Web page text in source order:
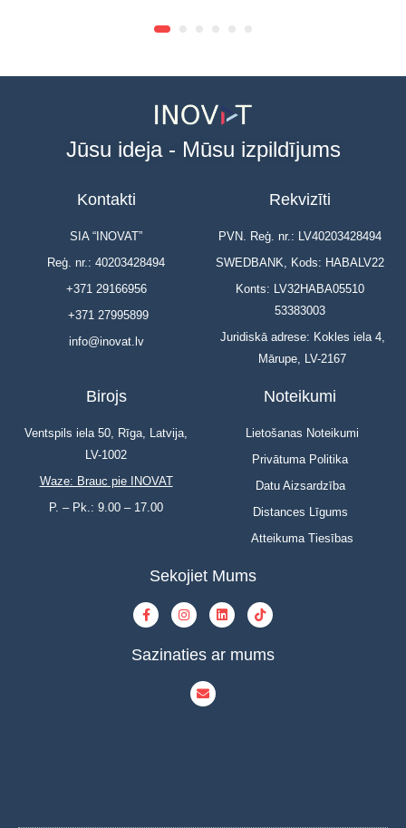
Jūsu ideja - Mūsu izpildījums
Kontakti
SIA “INOVAT”
Reģ. nr.: 40203428494
+371 29166956
+371 27995899
info@inovat.lv
Rekvizīti
PVN. Reģ. nr.: LV40203428494
SWEDBANK, Kods: HABALV22
Konts: LV32HABA05510
53383003
Juridiskā adrese: Kokles iela 4,
Mārupe, LV-2167
Birojs
Ventspils iela 50, Rīga, Latvija,
LV-1002
Waze: Brauc pie INOVAT
P. – Pk.: 9.00 – 17.00
Noteikumi
Lietošanas Noteikumi
Privātuma Politika
Datu Aizsardzība
Distances Līgums
Atteikuma Tiesības
Sekojiet Mums
Sazinaties ar mums